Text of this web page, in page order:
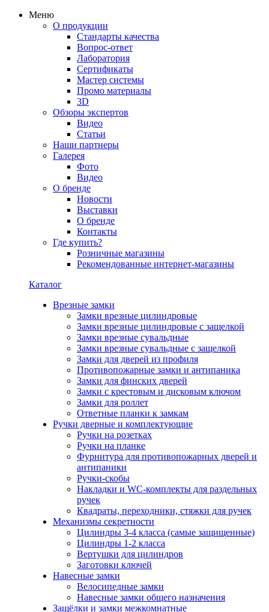
Меню
О продукции
Стандарты качества
Вопрос-ответ
Лаборатория
Сертификаты
Мастер системы
Промо материалы
3D
Обзоры экспертов
Видео
Статьи
Наши партнеры
Галерея
Фото
Видео
О бренде
Новости
Выставки
О бренде
Контакты
Где купить?
Розничные магазины
Рекомендованные интернет-магазины
Каталог
Врезные замки
Замки врезные цилиндровые
Замки врезные цилиндровые с защелкой
Замки врезные сувальдные
Замки врезные сувальдные с защелкой
Замки для дверей из профиля
Противопожарные замки и антипаника
Замки для финских дверей
Замки с крестовым и дисковым ключом
Замки для роллет
Ответные планки к замкам
Ручки дверные и комплектующие
Ручки на розетках
Ручки на планке
Фурнитура для противопожарных дверей и
антипаники
Ручки-скобы
Накладки и WC-комплекты для раздельных
ручек
Квадраты, переходники, стяжки для ручек
Механизмы секретности
Цилиндры 3-4 класса (самые защищенные)
Цилиндры 1-2 класса
Вертушки для цилиндров
Заготовки ключей
Навесные замки
Велосипедные замки
Навесные замки общего назначения
Защёлки и замки межкомнатные